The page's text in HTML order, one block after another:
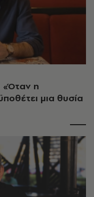
«Όταν η
μια θυσία